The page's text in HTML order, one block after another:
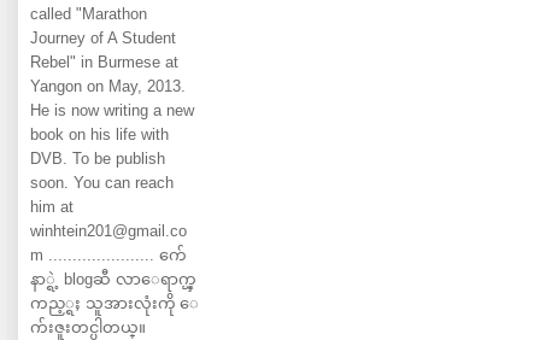
called "Marathon
Journey of A Student
Rebel" in Burmese at
Yangon on May, 2013.
He is now writing a new
book on his life with
DVB. To be publish
soon. You can reach
him at
winhtein201@gmail.co
m ...................... က်ေ
နာ္ရဲ့ blogဆီ လာေရာက္ၾ
ကည့္ရႈ သူအားလုံးကို ေ
က်းဇူးတင္ပါတယ္။